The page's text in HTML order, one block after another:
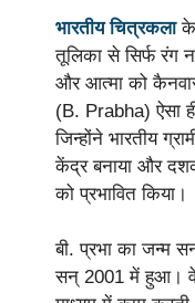
भारतीय चित्रकलाके
तूलिका से सिर्फ रंग
और आत्मा को
(B. Prabha) ऐसा
जिन्होंने भारतीय
केंद्र बनाया और
को प्रभावित किया।
बी. प्रभा का जन्म
सन् 2001 में हुआ।